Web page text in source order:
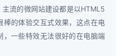
流的微网站建设都是以HTML5
棒的体验交互式效果，这点在电
，一些特效无法很好的在电脑端